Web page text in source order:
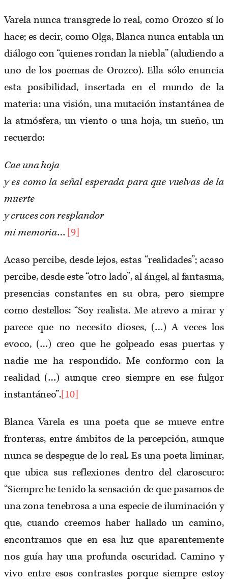
Varela nunca transgrede lo real, como Orozco sí lo
hace; es decir, como Olga, Blanca nunca entabla un
diálogo con “quienes rondan la niebla” (aludiendo a
uno de los poemas de Orozco). Ella sólo enuncia
esta posibilidad, insertada en el mundo de la
materia: una visión, una mutación instantánea de
la atmósfera, un viento o una hoja, un sueño, un
recuerdo:
Cae una hoja
y es como la señal esperada para que vuelvas de la
muerte
y cruces con resplandor
mi memoria… [9]
Acaso percibe, desde lejos, estas “realidades”; acaso
percibe, desde este “otro lado”, al ángel, al fantasma,
presencias constantes en su obra, pero siempre
como destellos: “Soy realista. Me atrevo a mirar y
parece que no necesito dioses, (…) A veces los
evoco, (…) creo que he golpeado esas puertas y
nadie me ha respondido. Me conformo con la
realidad (…) aunque creo siempre en ese fulgor
instantáneo”.[10]
Blanca Varela es una poeta que se mueve entre
fronteras, entre ámbitos de la percepción, aunque
nunca se despegue de lo real. Es una poeta liminar,
que ubica sus reflexiones dentro del claroscuro:
“Siempre he tenido la sensación de que pasamos de
una zona tenebrosa a una especie de iluminación y
que, cuando creemos haber hallado un camino,
encontramos que en esa luz que aparentemente
nos guía hay una profunda oscuridad. Camino y
vivo entre esos contrastes porque siempre estoy